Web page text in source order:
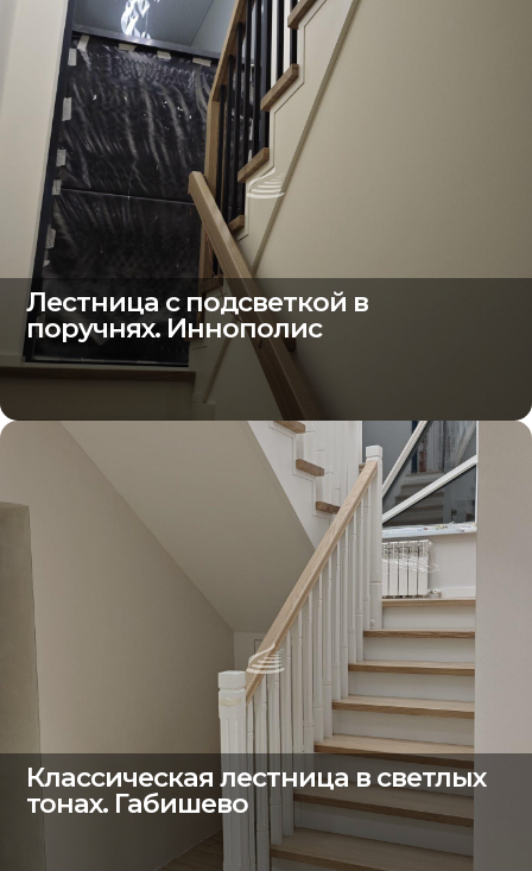
Лестница с подсветкой в
поручнях. Иннополис
Классическая лестница в светлых
тонах. Габишево